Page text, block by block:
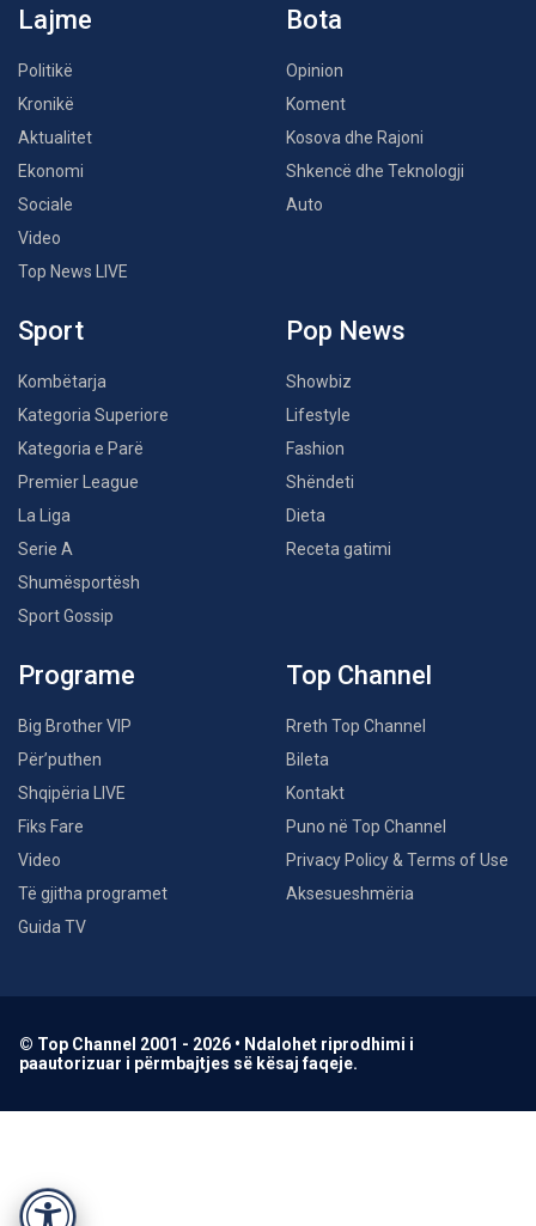
Lajme
Politikë
Kronikë
Aktualitet
Ekonomi
Sociale
Video
Top News LIVE
Bota
Opinion
Koment
Kosova dhe Rajoni
Shkencë dhe Teknologji
Auto
Sport
Kombëtarja
Kategoria Superiore
Kategoria e Parë
Premier League
La Liga
Serie A
Shumësportësh
Sport Gossip
Pop News
Showbiz
Lifestyle
Fashion
Shëndeti
Dieta
Receta gatimi
Programe
Big Brother VIP
Për’puthen
Shqipëria LIVE
Fiks Fare
Video
Të gjitha programet
Guida TV
Top Channel
Rreth Top Channel
Bileta
Kontakt
Puno në Top Channel
Privacy Policy & Terms of Use
Aksesueshmëria
© Top Channel 2001 - 2026 • Ndalohet riprodhimi i
paautorizuar i përmbajtjes së kësaj faqeje.